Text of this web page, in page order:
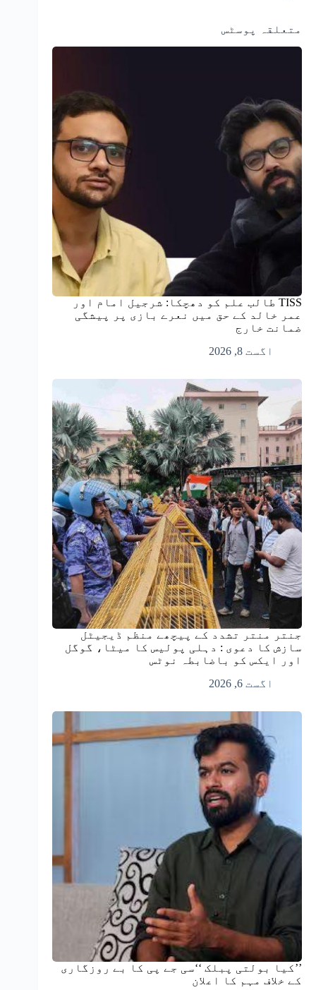
متعلقہ پوسٹس
TISS طالب علم کو دھچکا: شرجیل امام اور
عمر خالد کے حق میں نعرے بازی پر پیشگی
ضمانت خارج
اگست 8, 2026
جنتر منتر تشدد کے پیچھے منظم ڈیجیٹل
سازش کا دعوی : دہلی پولیس کا میٹا، گوگل
اور ایکس کو باضابطہ نوٹس
اگست 6, 2026
’’کیا بولتی پبلک ‘‘سی جے پی کا بے روزگاری
کے خلاف مہم کا اعلان